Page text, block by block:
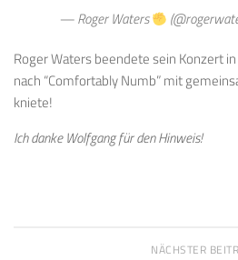
— Roger Waters
Roger Waters beendete sein Konzert
nach “Comfortably Numb” mit
kniete!
Ich danke Wolfgang für den Hinweis!
NÄCHSTER